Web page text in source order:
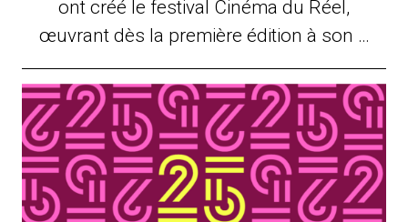
ont créé le festival Cinéma du Réel,
œuvrant dès la première édition à son …